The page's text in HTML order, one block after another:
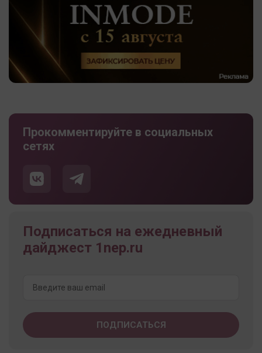
Прокомментируйте в социальных
сетях
Подписаться на ежедневный
дайджест 1nep.ru